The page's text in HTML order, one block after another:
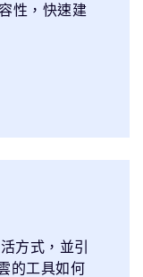
性，快速建
方式，並引
的工具如何